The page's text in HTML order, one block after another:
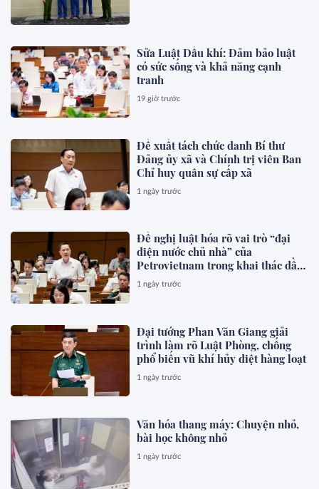
Sửa Luật Dầu khí: Đảm bảo luật
có sức sống và khả năng cạnh
tranh
19 giờ trước
Đề xuất tách chức danh Bí thư
Đảng ủy xã và Chính trị viên Ban
Chỉ huy quân sự cấp xã
1 ngày trước
Đề nghị luật hóa rõ vai trò “đại
diện nước chủ nhà” của
Petrovietnam trong khai thác dầu
khí
1 ngày trước
Đại tướng Phan Văn Giang giải
trình làm rõ Luật Phòng, chống
phổ biến vũ khí hủy diệt hàng loạt
1 ngày trước
Văn hóa thang máy: Chuyện nhỏ,
bài học không nhỏ
1 ngày trước